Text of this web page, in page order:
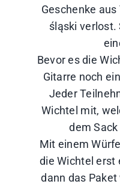
Geschenke
śląski verlost.
Bevor es die
Gitarre noch
Jeder
Wichtel mit,
dem
Mit einem
die Wichtel erst
dann das